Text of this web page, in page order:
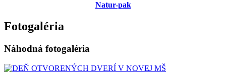
Natur-pak
Fotogaléria
Náhodná fotogaléria